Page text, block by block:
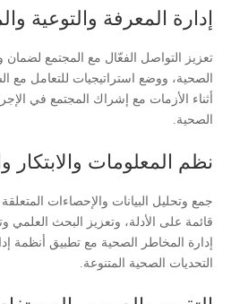
إدارة المعرفة والتوعية
تعزيز التواصل الفعّال مع المجتمع لضمان
الصحية، ووضع استراتيجيات للتعامل مع
أثناء الأزمات مع إشراك المجتمع في
الصحية.
نظم المعلومات والابتكار
جمع وتحليل البيانات والإحصاءات
قائمة على الأدلة، وتعزيز البحث
إدارة المخاطر الصحية مع تطبيق أنظمة
التحديات الصحية المتنوعة.